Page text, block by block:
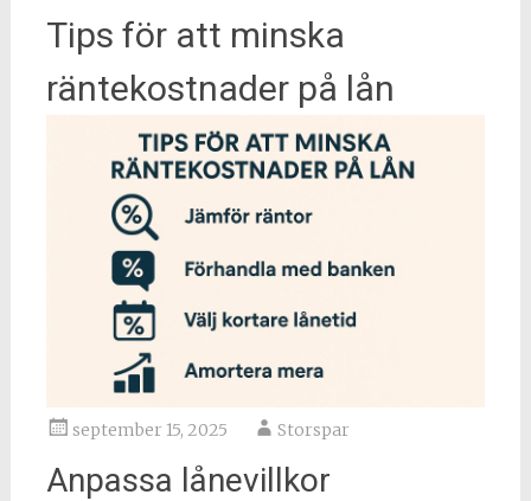
Tips för att minska
räntekostnader på lån
september 15, 2025 Storspar
Anpassa lånevillkor